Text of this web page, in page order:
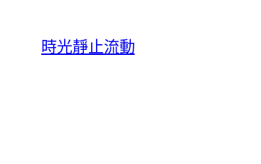
時光靜止流動